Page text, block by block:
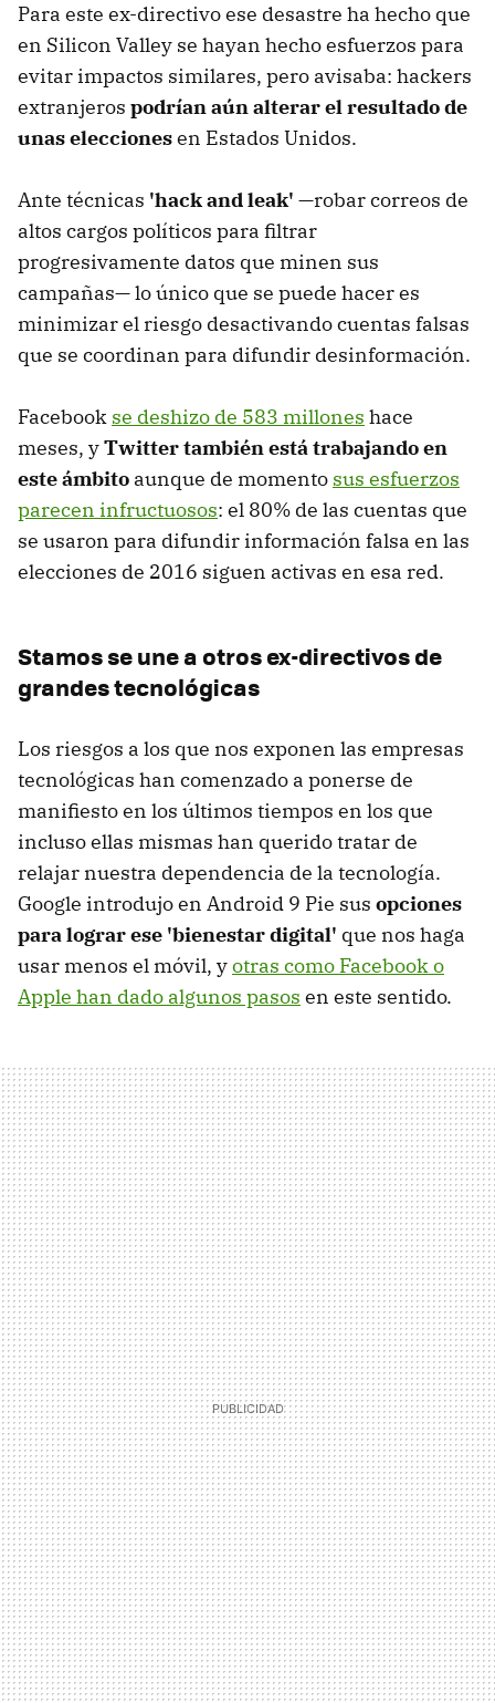
Para este ex-directivo ese desastre ha hecho que
en Silicon Valley se hayan hecho esfuerzos para
evitar impactos similares, pero avisaba: hackers
extranjeros podrían aún alterar el resultado de
unas eleccionesen Estados Unidos.
Ante técnicas 'hack and leak' —robar correos de
altos cargos políticos para filtrar
progresivamente datos que minen sus
campañas— lo único que se puede hacer es
minimizar el riesgo desactivando cuentas falsas
que se coordinan para difundir desinformación.
Facebook se deshizo de 583 millones hace
meses, yTwitter también está trabajando en
este ámbito aunque de momento sus esfuerzos
parecen infructuosos: el 80% de las cuentas que
se usaron para difundir información falsa en las
elecciones de 2016 siguen activas en esa red.
Stamos se une a otros ex-directivos de
grandes tecnológicas
Los riesgos a los que nos exponen las empresas
tecnológicas han comenzado a ponerse de
manifiesto en los últimos tiempos en los que
incluso ellas mismas han querido tratar de
relajar nuestra dependencia de la tecnología.
Google introdujo en Android 9 Pie sus opciones
para lograr ese 'bienestar digital' que nos haga
usar menos el móvil, yotras como Facebook o
Apple han dado algunos pasos en este sentido.